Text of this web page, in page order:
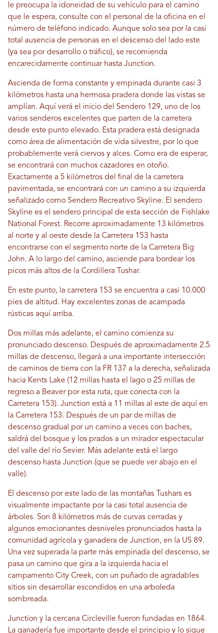
le preocupa la idoneidad de su vehículo para el camino
que le espera, consulte con el personal de la oficina en el
número de teléfono indicado. Aunque solo sea por la casi
total ausencia de personas en el descenso del lado este
(ya sea por desarrollo o tráfico), se recomienda
encarecidamente continuar hasta Junction.
Ascienda de forma constante y empinada durante casi 3
kilómetros hasta una hermosa pradera donde las vistas se
amplían. Aquí verá el inicio del Sendero 129, uno de los
varios senderos excelentes que parten de la carretera
desde este punto elevado. Esta pradera está designada
como área de alimentación de vida silvestre, por lo que
probablemente verá ciervos y alces. Como era de esperar,
se encontrará con muchos cazadores en otoño.
Exactamente a 5 kilómetros del final de la carretera
pavimentada, se encontrará con un camino a su izquierda
señalizado como Sendero Recreativo Skyline. El sendero
Skyline es el sendero principal de esta sección de Fishlake
National Forest. Recorre aproximadamente 13 kilómetros
al norte y al oeste desde la Carretera 153 hasta
encontrarse con el segmento norte de la Carretera Big
John. A lo largo del camino, asciende para bordear los
picos más altos de la Cordillera Tushar.
En este punto, la carretera 153 se encuentra a casi 10.000
pies de altitud. Hay excelentes zonas de acampada
rústicas aquí arriba.
Dos millas más adelante, el camino comienza su
pronunciado descenso. Después de aproximadamente 2.5
millas de descenso, llegará a una importante intersección
de caminos de tierra con la FR 137 a la derecha, señalizada
hacia Kents Lake (12 millas hasta el lago o 25 millas de
regreso a Beaver por esta ruta, que conecta con la
Carretera 153). Junction está a 11 millas al este de aquí en
la Carretera 153. Después de un par de millas de
descenso gradual por un camino a veces con baches,
saldrá del bosque y los prados a un mirador espectacular
del valle del río Sevier. Más adelante está el largo
descenso hasta Junction (que se puede ver abajo en el
valle).
El descenso por este lado de las montañas Tushars es
visualmente impactante por la casi total ausencia de
árboles. Son 8 kilómetros más de curvas cerradas y
algunos emocionantes desniveles pronunciados hasta la
comunidad agrícola y ganadera de Junction, en la US 89.
Una vez superada la parte más empinada del descenso, se
pasa un camino que gira a la izquierda hacia el
campamento City Creek, con un puñado de agradables
sitios sin desarrollar escondidos en una arboleda
sombreada.
Junction y la cercana Circleville fueron fundadas en 1864.
La ganadería fue importante desde el principio y lo sigue